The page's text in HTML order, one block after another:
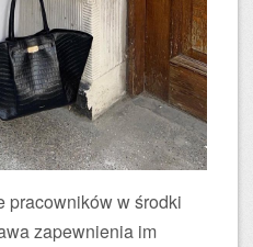
pracowników w środki
zapewnienia im